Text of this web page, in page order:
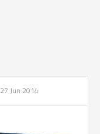
27 Jun 2014